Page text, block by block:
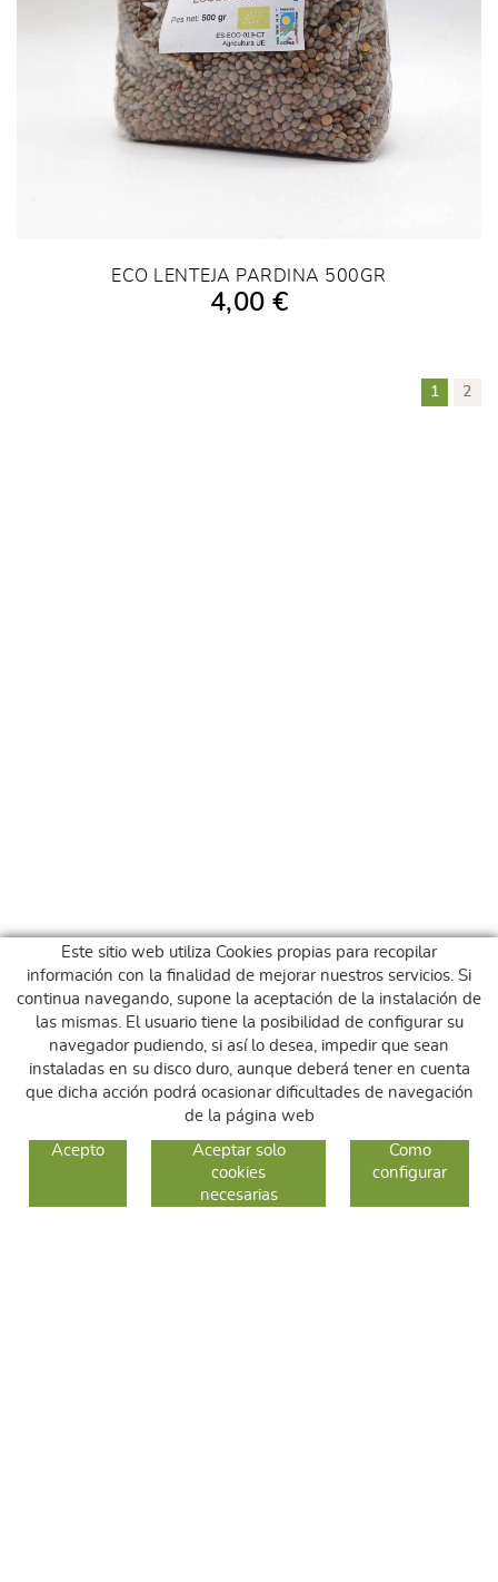
AÑADIR A LA COMPRA
ECO LENTEJA PARDINA 500GR
4,00 €
1 2
CAMBIOS Y DEVOLUCIONES
Este sitio web utiliza Cookies propias para recopilar
información con la finalidad de mejorar nuestros servicios. Si
continua navegando, supone la aceptación de la instalación de
las mismas. El usuario tiene la posibilidad de configurar su
navegador pudiendo, si así lo desea, impedir que sean
instaladas en su disco duro, aunque deberá tener en cuenta
que dicha acción podrá ocasionar dificultades de navegación
de la página web
Acepto
Aceptar solo
cookies
necesarias
Como
configurar